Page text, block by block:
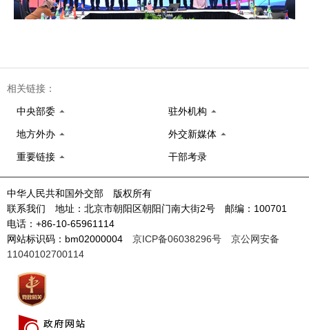
相关链接：
中央部委 驻外机构
地方外办 外交新媒体
重要链接 干部考录
中华人民共和国外交部 版权所有
联系我们 地址：北京市朝阳区朝阳门南大街2号 邮编：100701
电话：+86-10-65961114
网站标识码：bm02000004 京ICP备06038296号
京公网安备
11040102700114